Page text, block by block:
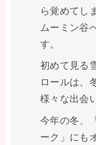
ら覚めてし
ムーミン谷
す。
初めて見る
ロールは、
様々な出会
今年の冬、
ーク」にも